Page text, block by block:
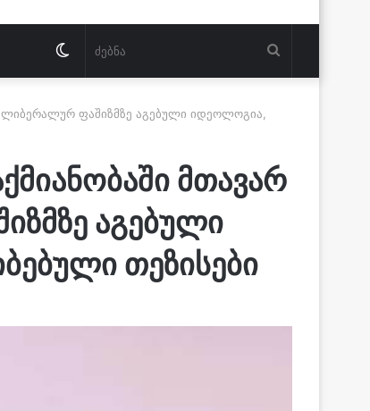
Switch
skin
ლიბერალურ ფაშიზმზე აგებული იდეოლოგია,
მთავარ
აგებული
თეზისები